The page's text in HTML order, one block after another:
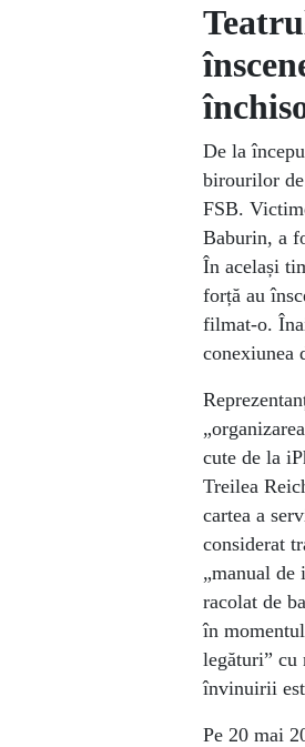
De la
birourilor
FSB.
Baburin, a
În același
forță au
filmat-o.
conexiunea
cute de la
Treilea
cartea a
considerat
„manual
racolat de
în
legături” cu
învinuirii
Pe 20 mai